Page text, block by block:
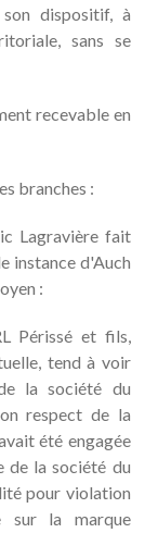
dispositif, à
sans se
recevable en
branches :
Lagravière fait
instance d'Auch
:
Périssé et fils,
tend à voir
la société du
respect de la
été engagée
de la société du
pour violation
sur la marque